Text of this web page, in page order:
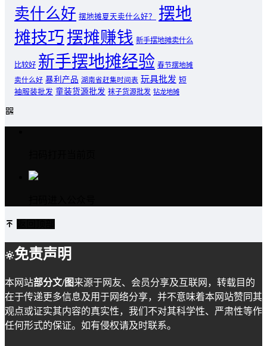
卖什么好 摆地摊夏天卖什么好？
摆地
摊技巧摆摊赚钱 新手摆地摊卖什么
比较好 新手摆地摊经验 春节摆地摊
卖什么好 暴利产品 湖南省赶集时间表 玩具批发 短
袖服装批发 童装货源批发 袜子货源批发 钻龙地摊
免责声明
本网站部分文/图来源于网友、会员分享及互联网，转载目的
在于传递更多信息及用于网络分享，并不意味着本网站赞同其
观点或证实其内容的真实性，我们不对其科学性、严肃性等作
任何形式的保证。如有侵权请及时联系。